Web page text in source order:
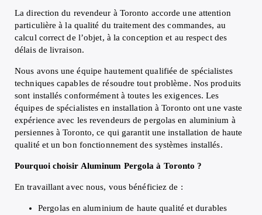
La direction du revendeur à Toronto accorde une attention
particulière à la qualité du traitement des commandes, au
calcul correct de l’objet, à la conception et au respect des
délais de livraison.
Nous avons une équipe hautement qualifiée de spécialistes
techniques capables de résoudre tout problème. Nos produits
sont installés conformément à toutes les exigences. Les
équipes de spécialistes en installation à Toronto ont une vaste
expérience avec les revendeurs de pergolas en aluminium à
persiennes à Toronto, ce qui garantit une installation de haute
qualité et un bon fonctionnement des systèmes installés.
Pourquoi choisir Aluminum Pergola à Toronto ?
En travaillant avec nous, vous bénéficiez de :
Pergolas en aluminium de haute qualité et durables